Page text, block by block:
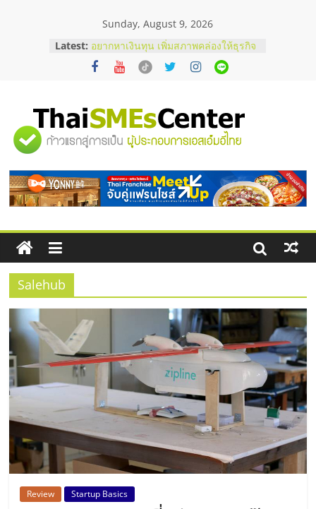
Sunday, August 9, 2026
Latest: อยากหาเงินทุน เพิ่มสภาพคล่องให้ธุรกิจ
เริ่มยังไงให้ผ่านฉลุย
สัมมนาออนไลน์ โอกาสบริหารสถานี
ThaiFranchise Meet Up จับคู่แฟรน
ไชส์ ครั้งที่ 8
ร้านเครื่องเสียงคุณภาพสูง พร้อม
บริษัท Cybersecurity ในไทยที่ไหนดี?
วิธีเลือกผู้ให้บริการให้คุ้มค่าและตอบ
โจทย์ธุรกิจ
"ศูนย์
รวม
ข้อมูล
ธุรกิจ
SME
แห่ง
ประเทศไทย,
ThaiSMEsCenter,
รวม
ธุรกิจ
Salehub
Review Startup Basics